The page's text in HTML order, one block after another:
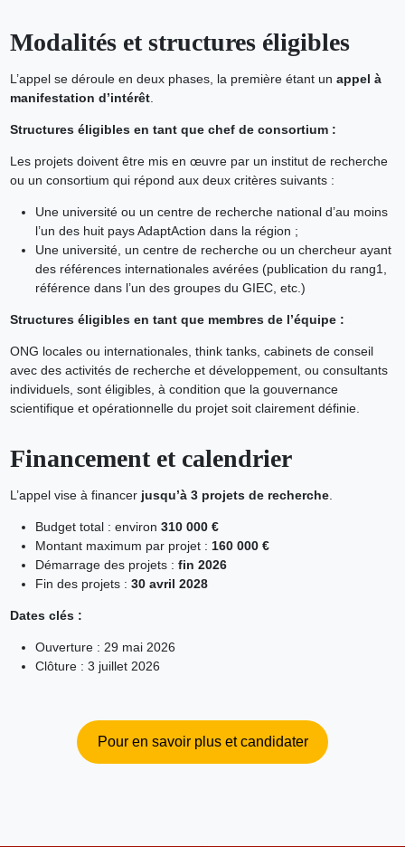
Modalités et structures éligibles
L’appel se déroule en deux phases, la première étant un appel à
manifestation d’intérêt.
Structures éligibles en tant que chef de consortium :
Les projets doivent être mis en œuvre par un institut de recherche
ou un consortium qui répond aux deux critères suivants :
Une université ou un centre de recherche national d’au moins
l’un des huit pays AdaptAction dans la région ;
Une université, un centre de recherche ou un chercheur ayant
des références internationales avérées (publication du rang1,
référence dans l’un des groupes du GIEC, etc.)
Structures éligibles en tant que membres de l’équipe :
ONG locales ou internationales, think tanks, cabinets de conseil
avec des activités de recherche et développement, ou consultants
individuels, sont éligibles, à condition que la gouvernance
scientifique et opérationnelle du projet soit clairement définie.
Financement et calendrier
L’appel vise à financer jusqu’à 3 projets de recherche.
Budget total : environ 310 000 €
Montant maximum par projet : 160 000 €
Démarrage des projets : fin 2026
Fin des projets : 30 avril 2028
Dates clés :
Ouverture : 29 mai 2026
Clôture : 3 juillet 2026
Pour en savoir plus et candidater